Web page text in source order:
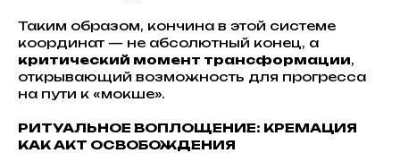
Таким образом, кончина в этой системе
координат — не абсолютный конец, а
критический момент трансформации,
открывающий возможность для прогресса
на пути к «мокше».
РИТУАЛЬНОЕ ВОПЛОЩЕНИЕ: КРЕМАЦИЯ
КАК АКТ ОСВОБОЖДЕНИЯ